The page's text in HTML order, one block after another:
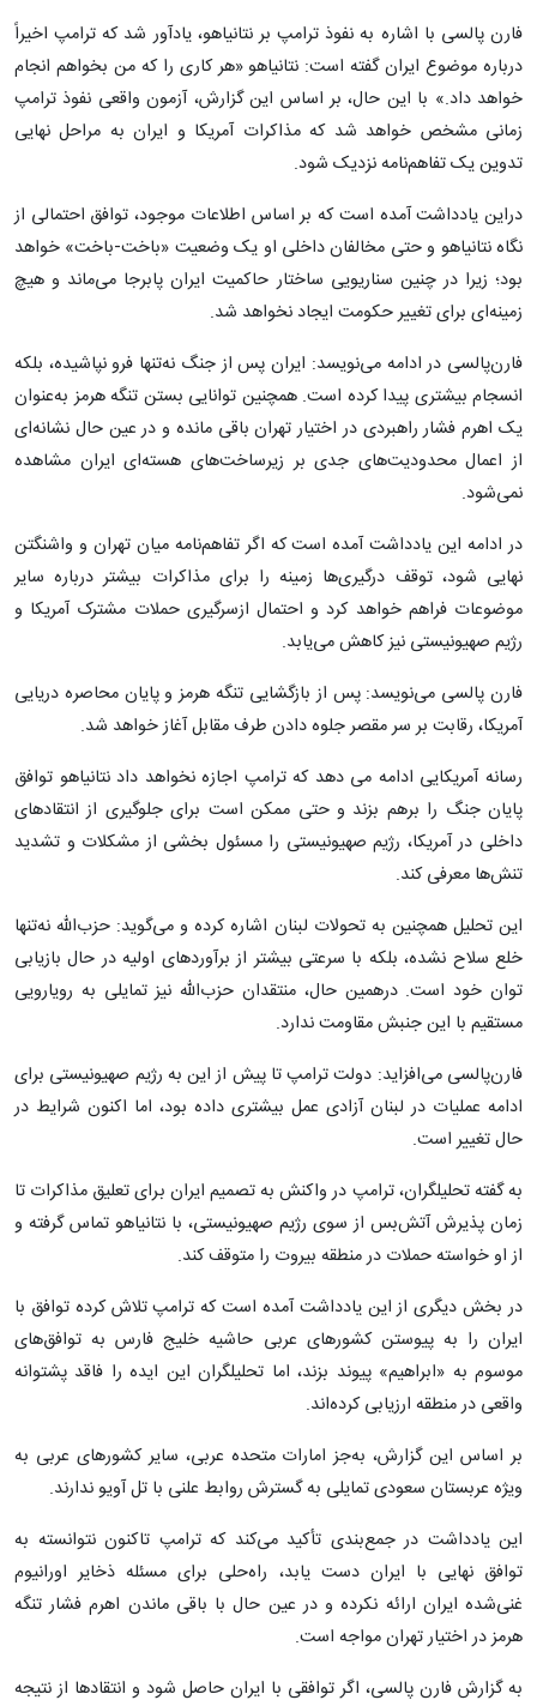
فارن پالسی با اشاره به نفوذ ترامپ بر نتانیاهو، یادآور شد که ترامپ اخیراً
درباره موضوع ایران گفته است: نتانیاهو «هر کاری را که من بخواهم انجام
خواهد داد.» با این حال، بر اساس این گزارش، آزمون واقعی نفوذ ترامپ
زمانی مشخص خواهد شد که مذاکرات آمریکا و ایران به مراحل نهایی
تدوین یک تفاهم‌نامه نزدیک شود.
دراین یادداشت آمده است که بر اساس اطلاعات موجود، توافق احتمالی از
نگاه نتانیاهو و حتی مخالفان داخلی او یک وضعیت «باخت-باخت» خواهد
بود؛ زیرا در چنین سناریویی ساختار حاکمیت ایران پابرجا می‌ماند و هیچ
زمینه‌ای برای تغییر حکومت ایجاد نخواهد شد.
فارن‌پالسی در ادامه می‌نویسد: ایران پس از جنگ نه‌تنها فرو نپاشیده، بلکه
انسجام بیشتری پیدا کرده است. همچنین توانایی بستن تنگه هرمز به‌عنوان
یک اهرم فشار راهبردی در اختیار تهران باقی مانده و در عین حال نشانه‌ای
از اعمال محدودیت‌های جدی بر زیرساخت‌های هسته‌ای ایران مشاهده
نمی‌شود.
در ادامه این یادداشت آمده است که اگر تفاهم‌نامه میان تهران و واشنگتن
نهایی شود، توقف درگیری‌ها زمینه را برای مذاکرات بیشتر درباره سایر
موضوعات فراهم خواهد کرد و احتمال ازسرگیری حملات مشترک آمریکا و
رژیم صهیونیستی نیز کاهش می‌یابد.
فارن پالسی می‌نویسد: پس از بازگشایی تنگه هرمز و پایان محاصره دریایی
آمریکا، رقابت بر سر مقصر جلوه دادن طرف مقابل آغاز خواهد شد.
رسانه آمریکایی ادامه می دهد که ترامپ اجازه نخواهد داد نتانیاهو توافق
پایان جنگ را برهم بزند و حتی ممکن است برای جلوگیری از انتقادهای
داخلی در آمریکا، رژیم صهیونیستی را مسئول بخشی از مشکلات و تشدید
تنش‌ها معرفی کند.
این تحلیل همچنین به تحولات لبنان اشاره کرده و می‌گوید: حزب‌الله نه‌تنها
خلع سلاح نشده، بلکه با سرعتی بیشتر از برآوردهای اولیه در حال بازیابی
توان خود است. درهمین حال، منتقدان حزب‌الله نیز تمایلی به رویارویی
مستقیم با این جنبش مقاومت ندارد.
فارن‌پالسی می‌افزاید: دولت ترامپ تا پیش از این به رژیم صهیونیستی برای
ادامه عملیات در لبنان آزادی عمل بیشتری داده بود، اما اکنون شرایط در
حال تغییر است.
به گفته تحلیلگران، ترامپ در واکنش به تصمیم ایران برای تعلیق مذاکرات تا
زمان پذیرش آتش‌بس از سوی رژیم صهیونیستی، با نتانیاهو تماس گرفته و
از او خواسته حملات در منطقه بیروت را متوقف کند.
در بخش دیگری از این یادداشت آمده است که ترامپ تلاش کرده توافق با
ایران را به پیوستن کشورهای عربی حاشیه خلیج فارس به توافق‌های
موسوم به «ابراهیم» پیوند بزند، اما تحلیلگران این ایده را فاقد پشتوانه
واقعی در منطقه ارزیابی کرده‌اند.
بر اساس این گزارش، به‌جز امارات متحده عربی، سایر کشورهای عربی به‌
ویژه عربستان سعودی تمایلی به گسترش روابط علنی با تل آویو ندارند.
این یادداشت در جمع‌بندی تأکید می‌کند که ترامپ تاکنون نتوانسته به
توافق نهایی با ایران دست یابد، راه‌حلی برای مسئله ذخایر اورانیوم
غنی‌شده ایران ارائه نکرده و در عین حال با باقی ماندن اهرم فشار تنگه
هرمز در اختیار تهران مواجه است.
به گزارش فارن پالسی، اگر توافقی با ایران حاصل شود و انتقادها از نتیجه